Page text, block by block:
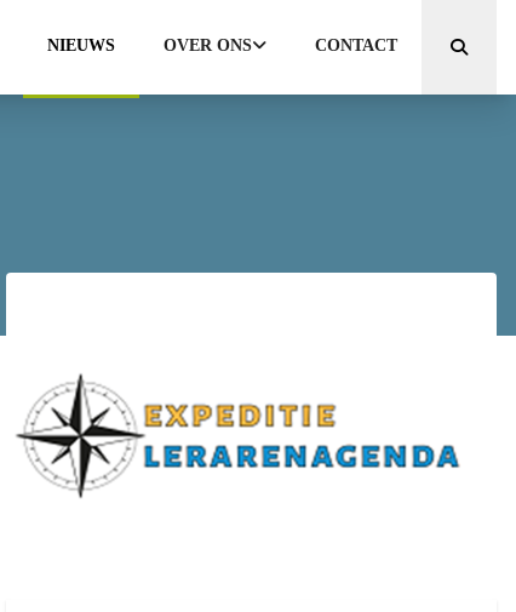
NIEUWS OVER ONS CONTACT
Zoeken